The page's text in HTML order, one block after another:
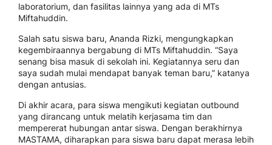
laboratorium, dan fasilitas lainnya yang ada di MTs
Miftahuddin.
Salah satu siswa baru, Ananda Rizki, mengungkapkan
kegembiraannya bergabung di MTs Miftahuddin. “Saya
senang bisa masuk di sekolah ini. Kegiatannya seru dan
saya sudah mulai mendapat banyak teman baru,” katanya
dengan antusias.
Di akhir acara, para siswa mengikuti kegiatan outbound
yang dirancang untuk melatih kerjasama tim dan
mempererat hubungan antar siswa. Dengan berakhirnya
MASTAMA, diharapkan para siswa baru dapat merasa lebih